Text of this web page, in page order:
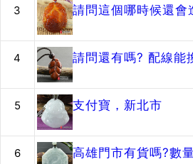
3 請問這個哪時候還會
4 請問還有嗎? 配線能
5 支付寶，新北市
6 高雄門市有貨嗎?數